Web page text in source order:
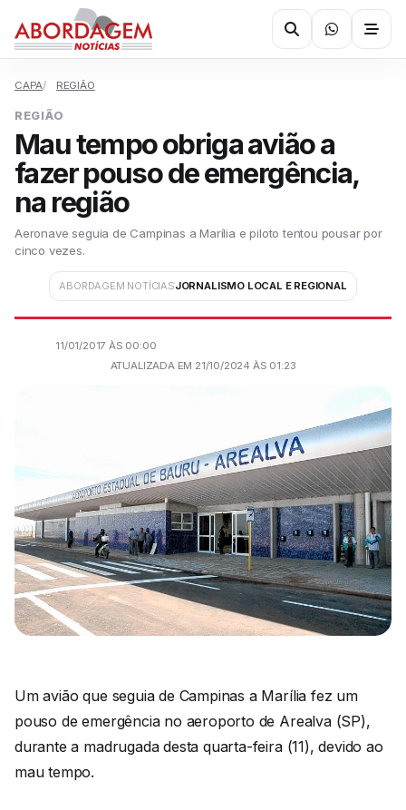
CAPA REGIÃO
REGIÃO
Mau tempo obriga avião a
fazer pouso de emergência,
na região
Aeronave seguia de Campinas a Marília e piloto tentou pousar por
cinco vezes.
ABORDAGEM NOTÍCIASJORNALISMO LOCAL E REGIONAL
11/01/2017 ÀS 00:00
ATUALIZADA EM 21/10/2024 ÀS 01:23
Um avião que seguia de Campinas a Marília fez um
pouso de emergência no aeroporto de Arealva (SP),
durante a madrugada desta quarta-feira (11), devido ao
mau tempo.